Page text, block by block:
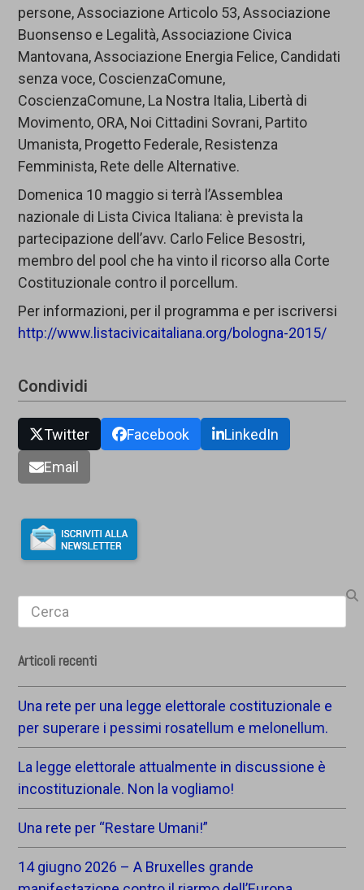
persone, Associazione Articolo 53, Associazione
Buonsenso e Legalità, Associazione Civica
Mantovana, Associazione Energia Felice, Candidati
senza voce, CoscienzaComune,
CoscienzaComune, La Nostra Italia, Libertà di
Movimento, ORA, Noi Cittadini Sovrani, Partito
Umanista, Progetto Federale, Resistenza
Femminista, Rete delle Alternative.
Domenica 10 maggio si terrà l’Assemblea
nazionale di Lista Civica Italiana: è prevista la
partecipazione dell’avv. Carlo Felice Besostri,
membro del pool che ha vinto il ricorso alla Corte
Costituzionale contro il porcellum.
Per informazioni, per il programma e per iscriversi
http://www.listacivicaitaliana.org/bologna-2015/
Condividi
Twitter Facebook
LinkedIn
Email
Search
Articoli recenti
Una rete per una legge elettorale costituzionale e
per superare i pessimi rosatellum e melonellum.
La legge elettorale attualmente in discussione è
incostituzionale. Non la vogliamo!
Una rete per “Restare Umani!”
14 giugno 2026 – A Bruxelles grande